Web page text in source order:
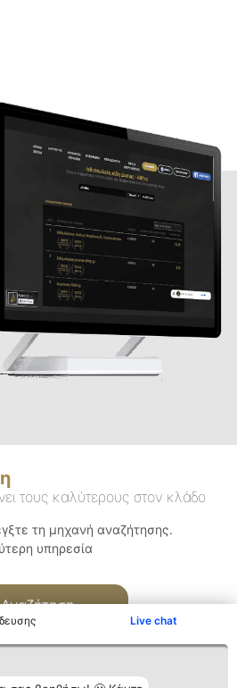
Live chat
τους καλύτερους στον κλάδο
τη μηχανή αναζήτησης.
υπηρεσία
Αναζήτηση